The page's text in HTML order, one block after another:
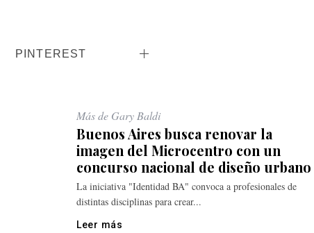
PINTEREST
Más de Gary Baldi
Buenos Aires busca renovar la
imagen del Microcentro con un
concurso nacional de diseño urbano
La iniciativa "Identidad BA" convoca a profesionales de
distintas disciplinas para crear...
Leer más